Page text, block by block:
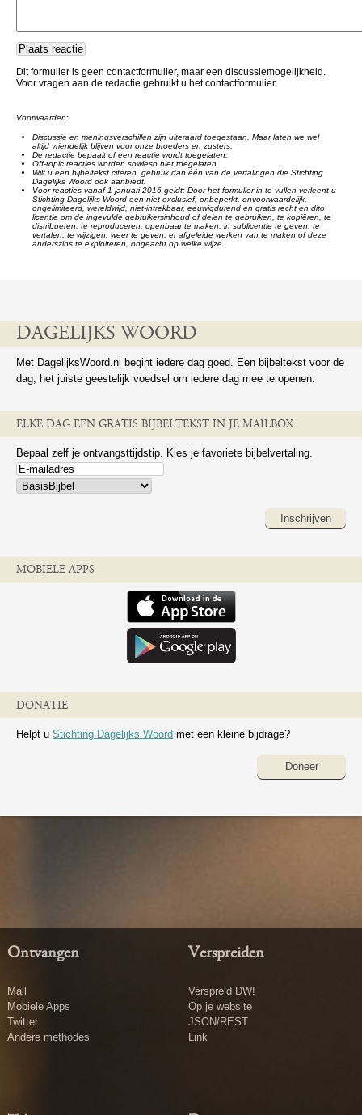
Dit formulier is geen contactformulier, maar een discussiemogelijkheid.
Voor vragen aan de redactie gebruikt u het contactformulier.
Voorwaarden:
Discussie en meningsverschillen zijn uiteraard toegestaan. Maar laten we wel
altijd vriendelijk blijven voor onze broeders en zusters.
De redactie bepaalt of een reactie wordt toegelaten.
Off-topic reacties worden sowieso niet toegelaten.
Wilt u een bijbeltekst citeren, gebruik dan één van de vertalingen die Stichting
Dagelijks Woord ook aanbiedt.
Voor reacties vanaf 1 januari 2016 geldt: Door het formulier in te vullen verleent u
Stichting Dagelijks Woord een niet-exclusief, onbeperkt, onvoorwaardelijk,
ongelimiteerd, wereldwijd, niet-intrekbaar, eeuwigdurend en gratis recht en dito
licentie om de ingevulde gebruikersinhoud of delen te gebruiken, te kopiëren, te
distribueren, te reproduceren, openbaar te maken, in sublicentie te geven, te
vertalen, te wijzigen, weer te geven, er afgeleide werken van te maken of deze
anderszins te exploiteren, ongeacht op welke wijze.
DAGELIJKS WOORD
Met DagelijksWoord.nl begint iedere dag goed. Een bijbeltekst voor de
dag, het juiste geestelijk voedsel om iedere dag mee te openen.
ELKE DAG EEN GRATIS BIJBELTEKST IN JE MAILBOX
Bepaal zelf je ontvangsttijdstip. Kies je favoriete bijbelvertaling.
Inschrijven
MOBIELE APPS
DONATIE
Helpt u Stichting Dagelijks Woord met een kleine bijdrage?
Doneer
Ontvangen
Mail
Mobiele Apps
Twitter
Andere methodes
Verspreiden
Verspreid DW!
Op je website
JSON/REST
Link